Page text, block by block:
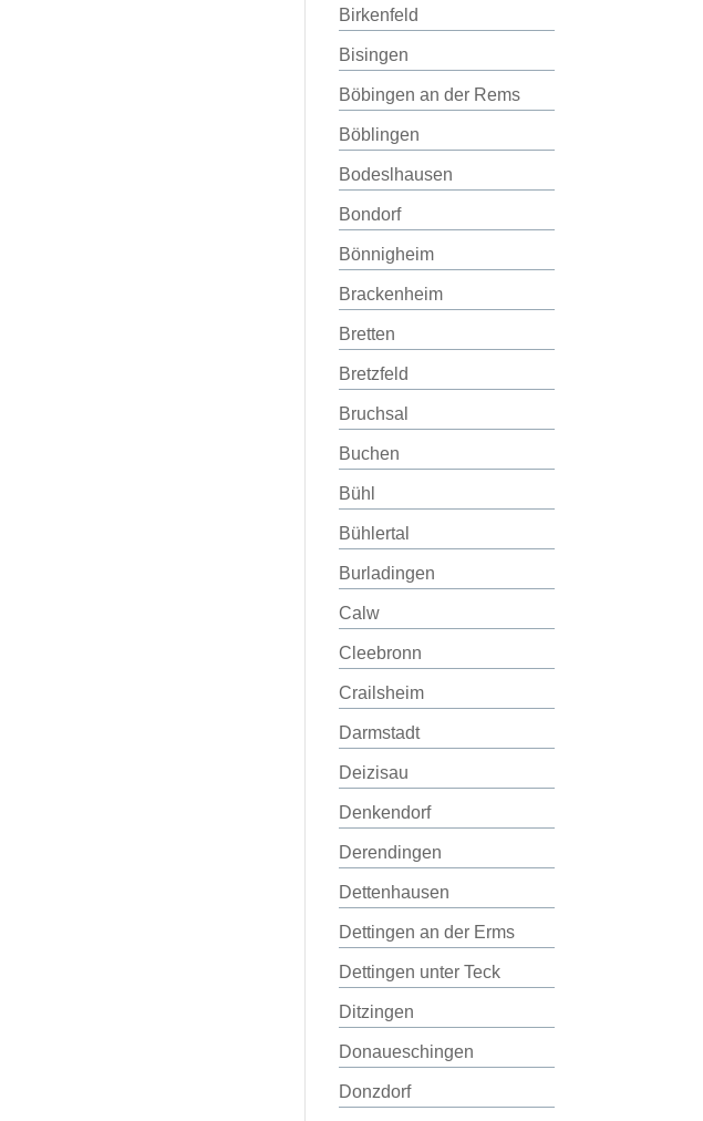
Birkenfeld
Bisingen
Böbingen an der Rems
Böblingen
Bodeslhausen
Bondorf
Bönnigheim
Brackenheim
Bretten
Bretzfeld
Bruchsal
Buchen
Bühl
Bühlertal
Burladingen
Calw
Cleebronn
Crailsheim
Darmstadt
Deizisau
Denkendorf
Derendingen
Dettenhausen
Dettingen an der Erms
Dettingen unter Teck
Ditzingen
Donaueschingen
Donzdorf